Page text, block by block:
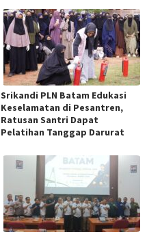
Srikandi PLN Batam Edukasi
Keselamatan di Pesantren,
Ratusan Santri Dapat
Pelatihan Tanggap Darurat